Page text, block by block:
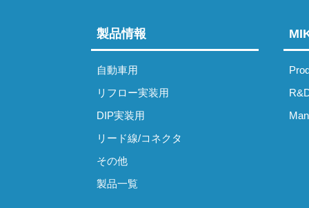
製品情報
自動車用
リフロー実装用
DIP実装用
リード線/コネクタ
その他
製品一覧